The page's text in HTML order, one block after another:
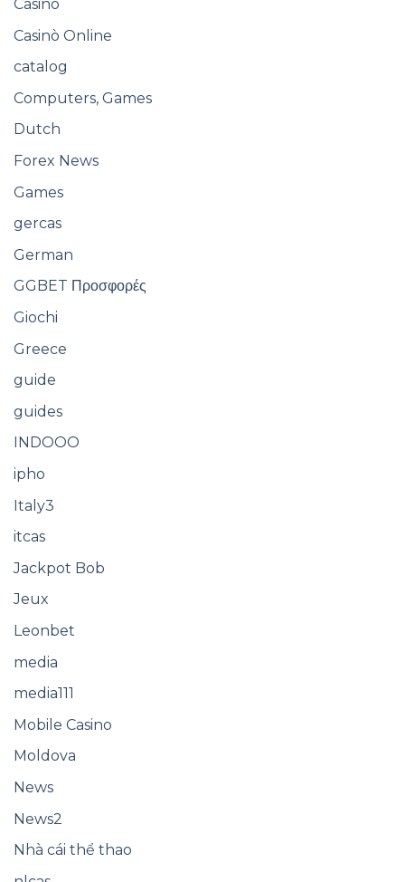
Casino
Casinò Online
catalog
Computers, Games
Dutch
Forex News
Games
gercas
German
GGBET Προσφορές
Giochi
Greece
guide
guides
INDOOO
ipho
Italy3
itcas
Jackpot Bob
Jeux
Leonbet
media
media111
Mobile Casino
Moldova
News
News2
Nhà cái thể thao